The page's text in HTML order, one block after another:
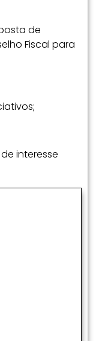
de
Fiscal para
interesse